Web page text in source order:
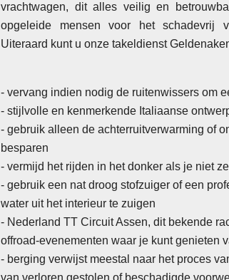
vrachtwagen, dit alles veilig en
opgeleide mensen voor het schadevrij
Uiteraard kunt u onze takeldienst
- vervang indien nodig de ruitenwissers om
- stijlvolle en kenmerkende Italiaanse
- gebruik alleen de achterruitverwarming of
besparen
- vermijd het rijden in het donker als je niet
- gebruik een nat droog stofzuiger of een
water uit het interieur te zuigen
- Nederland TT Circuit Assen, dit bekende
offroad-evenementen waar je kunt genieten
- berging verwijst meestal naar het proces